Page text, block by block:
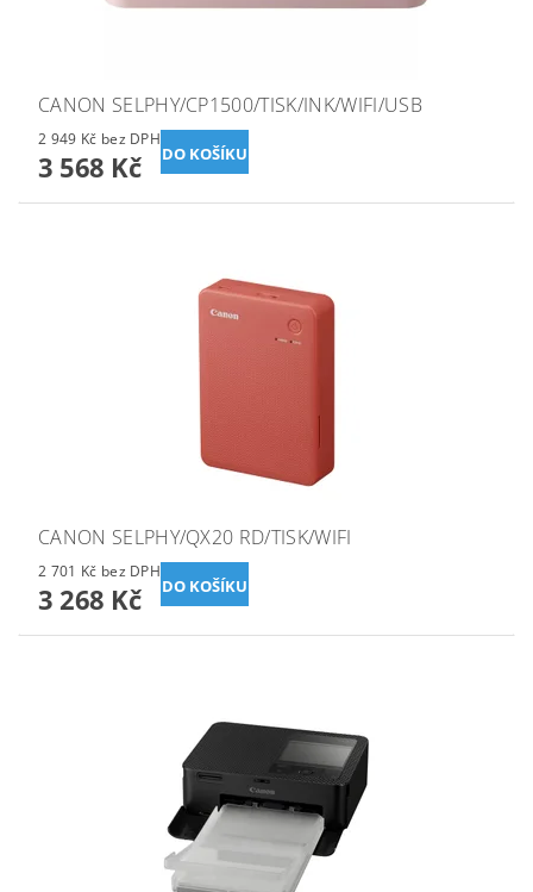
CANON SELPHY/CP1500/TISK/INK/WIFI/USB
2 949 Kč bez DPH
3 568 Kč
CANON SELPHY/QX20 RD/TISK/WIFI
2 701 Kč bez DPH
3 268 Kč